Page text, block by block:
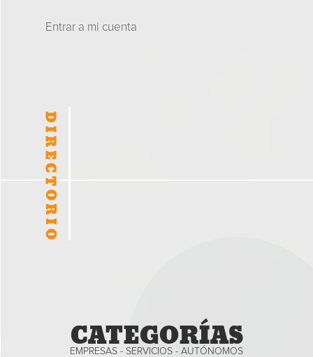
Entrar a mi cuenta
CATEGORÍAS
EMPRESAS - SERVICIOS - AUTÓNOMOS